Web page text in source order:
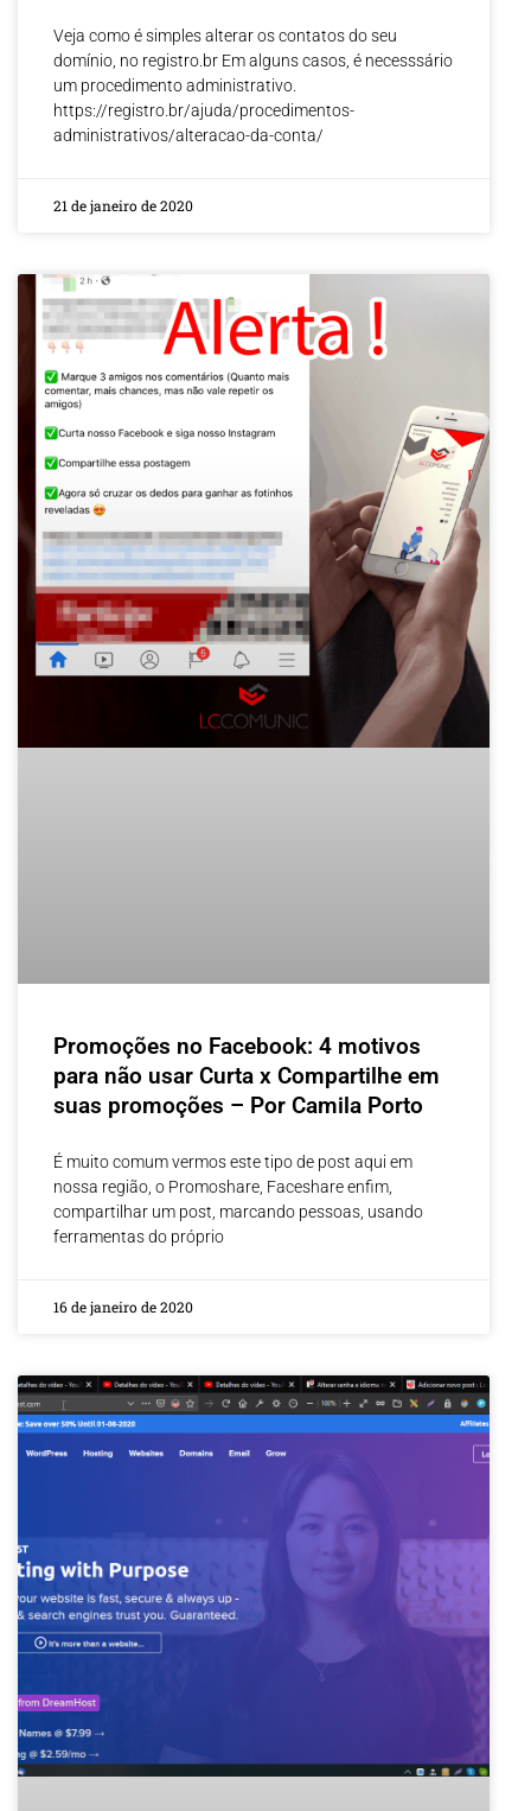
Veja como é simples alterar os contatos do seu
domínio, no registro.br Em alguns casos, é necesssário
um procedimento administrativo.
https://registro.br/ajuda/procedimentos-
administrativos/alteracao-da-conta/
21 de janeiro de 2020
Promoções no Facebook: 4 motivos
para não usar Curta x Compartilhe em
suas promoções – Por Camila Porto
É muito comum vermos este tipo de post aqui em
nossa região, o Promoshare, Faceshare enfim,
compartilhar um post, marcando pessoas, usando
ferramentas do próprio
16 de janeiro de 2020